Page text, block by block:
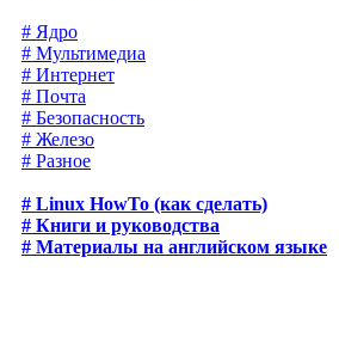
# Ядро
# Мультимедиа
# Интернет
# Почта
# Безопасность
# Железо
# Разное
# Linux HowTo (как сделать)
# Книги и руководства
# Материалы на английском языке